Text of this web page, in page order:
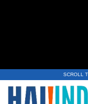
SCROLL